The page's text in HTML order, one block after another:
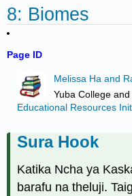
8: Biomes
Page ID
Melissa Ha and
Yuba College
Educational Resources
Sura Hook
Katika Ncha ya
barafu na theluji.